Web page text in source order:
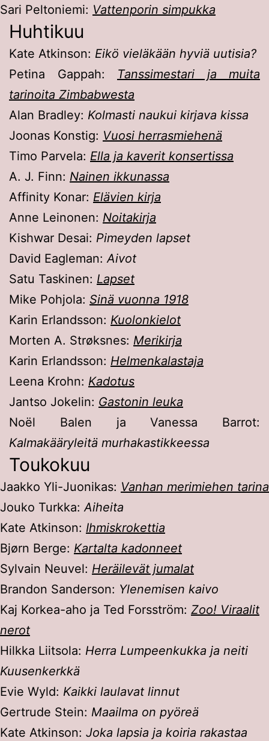
Sari Peltoniemi: Vattenporin simpukka
Huhtikuu
Kate Atkinson: Eikö vieläkään hyviä uutisia?
Petina Gappah: Tanssimestari ja muita
tarinoita Zimbabwesta
Alan Bradley: Kolmasti naukui kirjava kissa
Joonas Konstig: Vuosi herrasmiehenä
Timo Parvela: Ella ja kaverit konsertissa
A. J. Finn: Nainen ikkunassa
Affinity Konar: Elävien kirja
Anne Leinonen: Noitakirja
Kishwar Desai: Pimeyden lapset
David Eagleman:Aivot
Satu Taskinen: Lapset
Mike Pohjola: Sinä vuonna 1918
Karin Erlandsson: Kuolonkielot
Morten A. Strøksnes: Merikirja
Karin Erlandsson: Helmenkalastaja
Leena Krohn: Kadotus
Jantso Jokelin: Gastonin leuka
Noël Balen ja Vanessa Barrot:
Kalmakääryleitä murhakastikkeessa
Toukokuu
Jaakko Yli-Juonikas: Vanhan merimiehen tarina
Jouko Turkka:Aiheita
Kate Atkinson: Ihmiskrokettia
Bjørn Berge: Kartalta kadonneet
Sylvain Neuvel: Heräilevät jumalat
Brandon Sanderson: Ylenemisen kaivo
Kaj Korkea-aho ja Ted Forsström: Zoo! Viraalit
nerot
Hilkka Liitsola: Herra Lumpeenkukka ja neiti
Kuusenkerkkä
Evie Wyld: Kaikki laulavat linnut
Gertrude Stein: Maailma on pyöreä
Kate Atkinson: Joka lapsia ja koiria rakastaa